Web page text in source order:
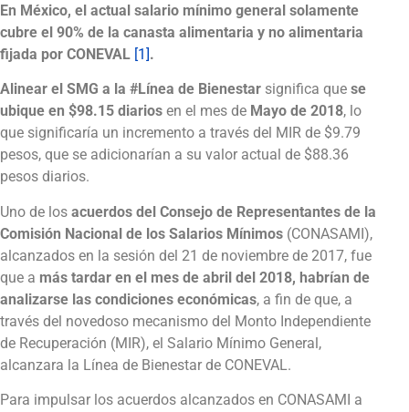
En México, el actual salario mínimo general solamente
cubre el 90% de la canasta alimentaria y no alimentaria
fijada por CONEVAL [1].
Alinear el SMG a la #Línea de Bienestar significa que se
ubique en $98.15 diarios en el mes de Mayo de 2018, lo
que significaría un incremento a través del MIR de $9.79
pesos, que se adicionarían a su valor actual de $88.36
pesos diarios.
Uno de los acuerdos del Consejo de Representantes de la
Comisión Nacional de los Salarios Mínimos (CONASAMI),
alcanzados en la sesión del 21 de noviembre de 2017, fue
que a más tardar en el mes de abril del 2018, habrían de
analizarse las condiciones económicas, a fin de que, a
través del novedoso mecanismo del Monto Independiente
de Recuperación (MIR), el Salario Mínimo General,
alcanzara la Línea de Bienestar de CONEVAL.
Para impulsar los acuerdos alcanzados en CONASAMI a